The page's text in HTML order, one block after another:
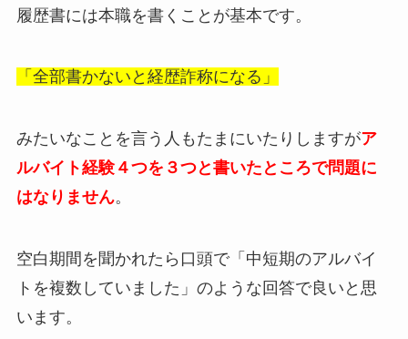
履歴書には本職を書くことが基本です。
「全部書かないと経歴詐称になる」
みたいなことを言う人もたまにいたりしますがア
ルバイト経験４つを３つと書いたところで問題に
はなりません。
空白期間を聞かれたら口頭で「中短期のアルバイ
トを複数していました」のような回答で良いと思
います。